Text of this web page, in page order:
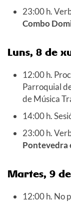
23:00 h.
Combo
Luns, 8 de
12:00 h.
Parroquial
de Música
14:00 h.
23:00 h.
Pontevedra
Martes, 9
12:00 h. No